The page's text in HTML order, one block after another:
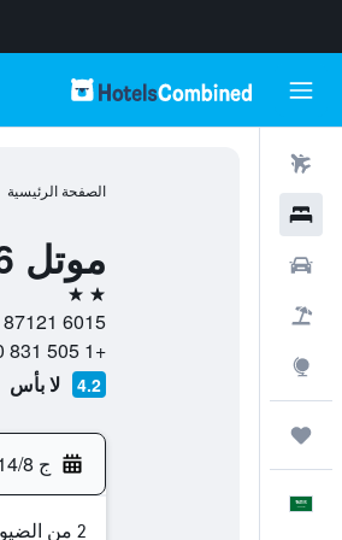
الصفحة الرئيسية
موتل 6 ألبوكيركي، نيو مكسيكو - كورز رود
2 نجمتين
6015 Iliff Road Northwest, 87121, ألبوكيركي, نيو مكسيكو, الولايات المتحدة الأميريكية
+1 505 831 3400
4.2 لا بأس
ج 14/8
2 من الضيوف، غرفة واحدة